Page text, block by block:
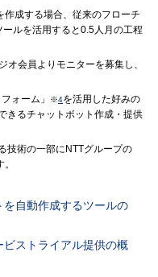
成する場合、従来のフローチ
ルを活用すると0.5人月の工程
オ会員よりモニターを募集し、
ォーム」
※4を活用した好みの
きるチャットボット作成・提供
技術の一部にNTTグループの
自動作成するツールの
ストライアル提供の概